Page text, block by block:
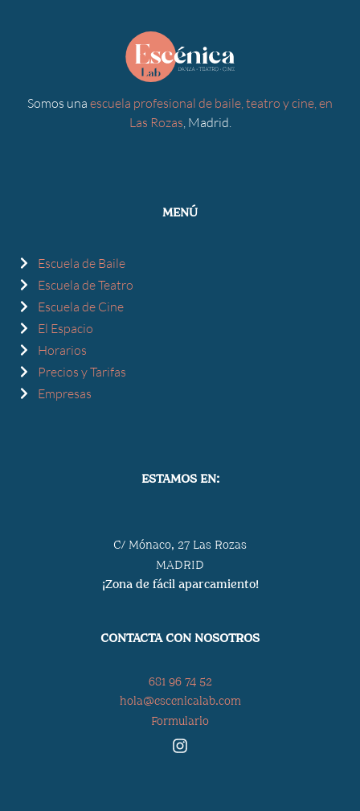
Somos una escuela profesional de baile, teatro y cine, en
Las Rozas , Madrid.
MENÚ
Escuela de Baile
Escuela de Teatro
Escuela de Cine
El Espacio
Horarios
Precios y Tarifas
Empresas
ESTAMOS EN:
C/ Mónaco, 27 Las Rozas
MADRID
¡Zona de fácil aparcamiento!
CONTACTA CON NOSOTROS
681 96 74 52
hola@escenicalab.com
Formulario